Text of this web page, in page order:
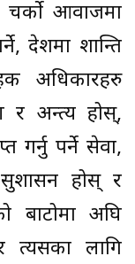
आवाजमा
देशमा शान्ति
अधिकारहरु
र अन्त्य होस्,
गर्नु पर्ने सेवा,
होस् र
बाटोमा अघि
त्यसका लागि